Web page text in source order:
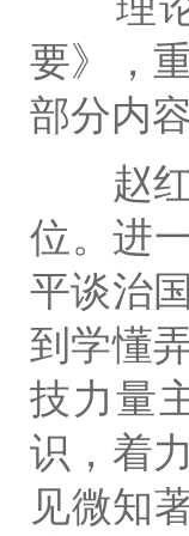
要》，
部分内
赵
位。进
平谈治
到 学懂
技力量
识，着
见微知